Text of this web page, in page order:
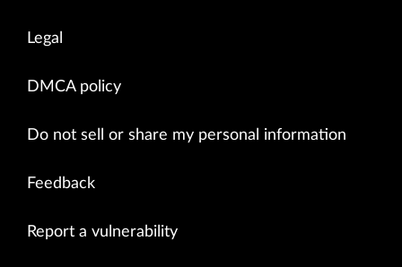
Legal
DMCA policy
Do not sell or share my personal information
Feedback
Report a vulnerability